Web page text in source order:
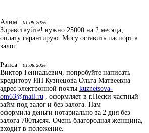
Алим |
01.08.2026
Здравствуйте! нужно 25000 на 2 месяца,
оплату гарантирую. Могу оставить паспорт в
залог.
Раиса | 01.08.2026
Виктор Геннадьевич, попробуйте написать
кредитору ИП Кузнецова Ольга Матвеевна
адрес электронной почты kuznetsova-
om63@mail.ru , оформляет в г.Пески частный
займ под залог и без залога. Нам
оформила деньги нотариально за 2 дня без
залога 780тысяч. Очень благородная женщина,
входит в положение.